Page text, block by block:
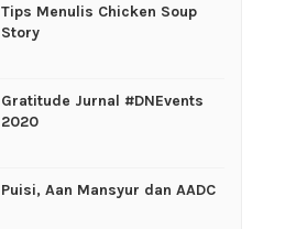
Tips Menulis Chicken Soup
Story
Gratitude Jurnal #DNEvents
2020
Puisi, Aan Mansyur dan AADC